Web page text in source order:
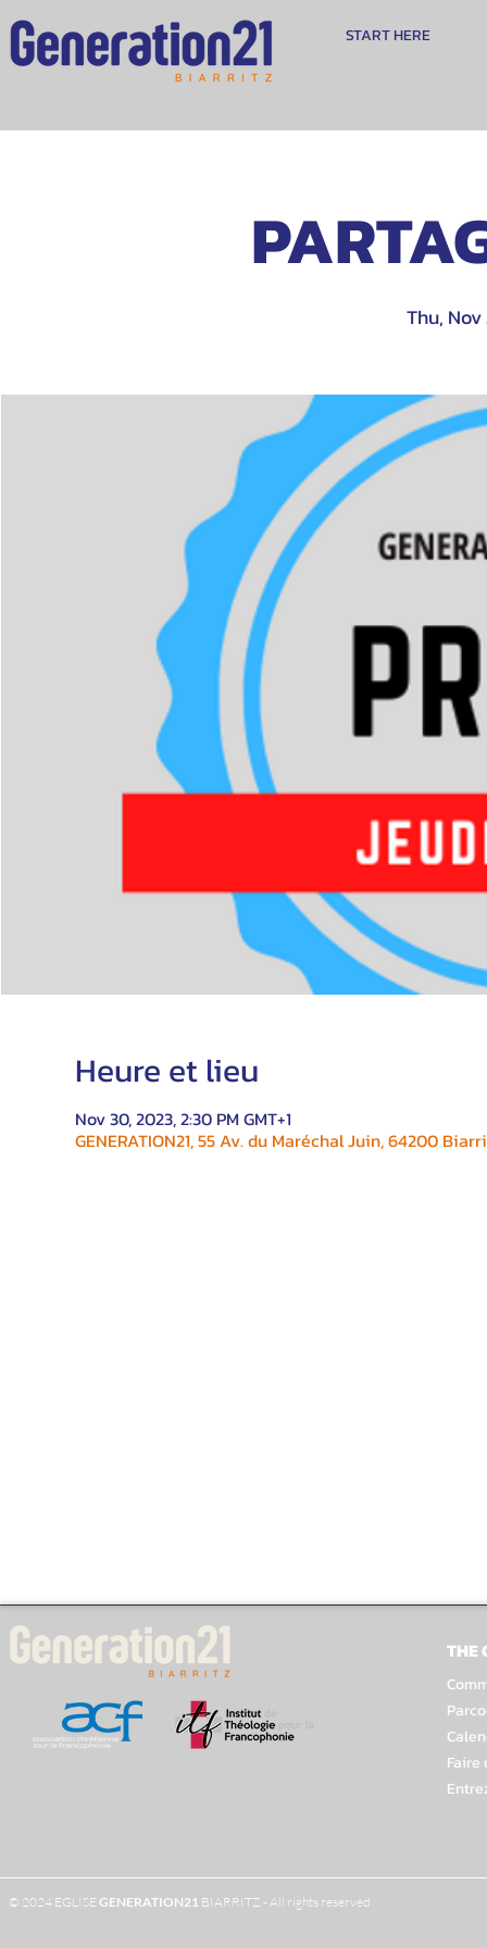
START HERE
Thu,
Heure et lieu
Nov 30, 2023, 2:30 PM GMT+1
GENERATION21, 55 Av. du Maréchal Juin, 64200
THE
Faire
© 2024 EGLISE GENERATION21 BIARRITZ - All rights reserved